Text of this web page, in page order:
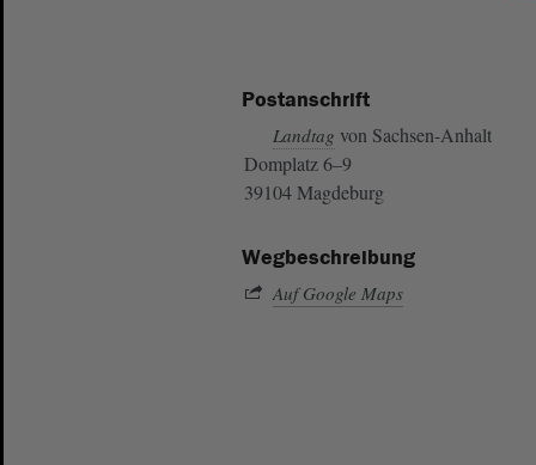
Postanschrift
Landtag von Sachsen-Anhalt
Domplatz 6–9
39104 Magdeburg
Wegbeschreibung
Auf Google Maps